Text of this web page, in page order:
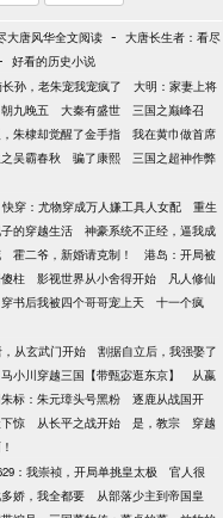
大唐风华全文阅读 - 大唐长生者：看尽
好看的历史小说
孙，老朱宠我宠疯了
大明：家妻上将
九晚五 大秦有盛世
三国之巅峰召
朱棣却觉醒了金手指
我在黄巾做首席
吴霸春秋 骗了康熙
三国之超神作弊
快穿：尤物穿成万人嫌工具人女配
重生
的穿越生活
神豪系统不正经，逼我成
霍二爷，新婚请克制！
港岛：开局被
柱 影视世界从小舍得开始
凡人修仙
穿书后我被四个哥哥宠上天
十一个疯
从玄武门开始
割据自立后，我强娶了
马小川穿越三国【带甄宓逛东京】
从嬴
标：朱元璋头号黑粉
逐鹿从战国开
惊 从长平之战开始 是，教宗
穿越
：我崇祯，开局单挑皇太极
官人很
娇，我全都要
从部落少主到帝国皇